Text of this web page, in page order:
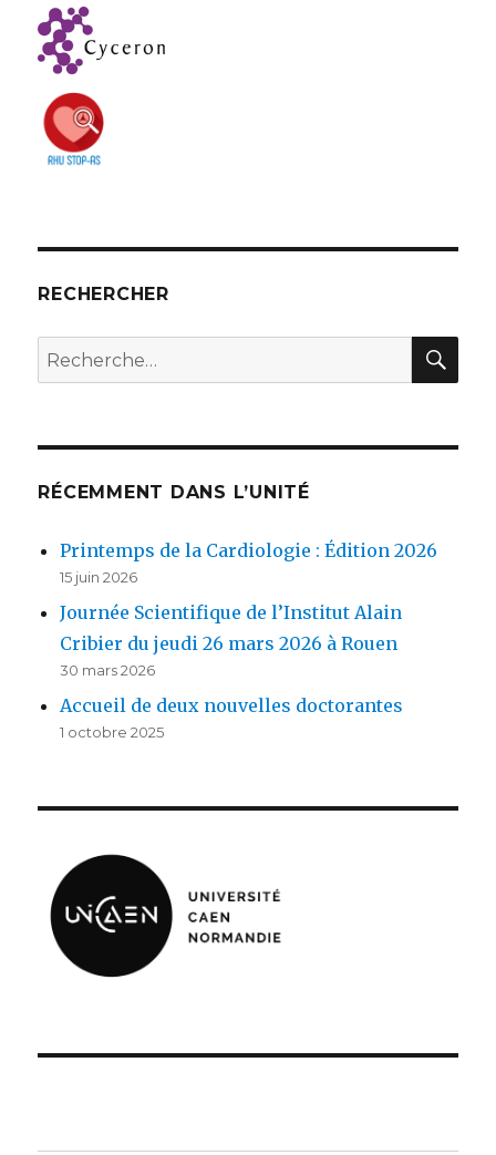
RECHERCHER
Recherche
pour :
RÉCEMMENT DANS L’UNITÉ
Printemps de la Cardiologie : Édition 2026
15 juin 2026
Journée Scientifique de l’Institut Alain
Cribier du jeudi 26 mars 2026 à Rouen
30 mars 2026
Accueil de deux nouvelles doctorantes
1 octobre 2025